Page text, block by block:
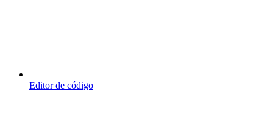
Editor de código